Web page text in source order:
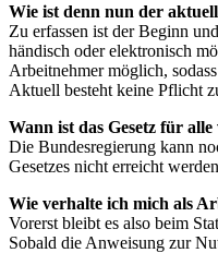
Wie ist denn nun der
Zu erfassen ist der Beginn
händisch oder elektronisch
Arbeitnehmer möglich,
Aktuell besteht keine Pflicht
Wann ist das Gesetz für
Die Bundesregierung kann
Gesetzes nicht erreicht
Wie verhalte ich mich als
Vorerst bleibt es also beim
Sobald die Anweisung zur